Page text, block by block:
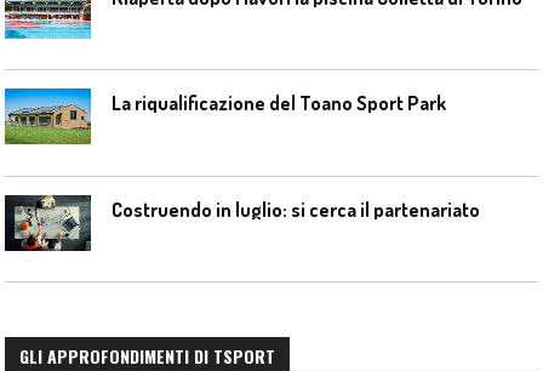
La riqualificazione del Toano Sport Park
Costruendo in luglio: si cerca il partenariato
GLI APPROFONDIMENTI DI TSPORT